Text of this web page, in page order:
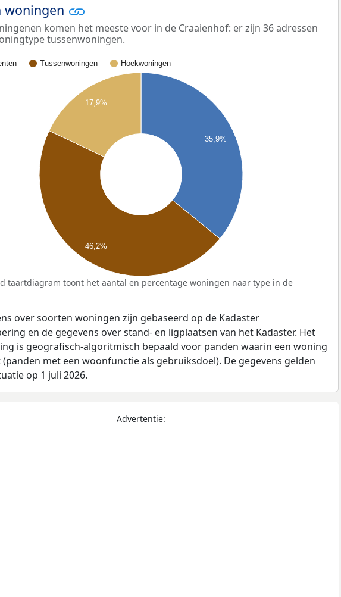
woningen
komen het meeste voor in de Craaienhof: er zijn 36 adressen
tussenwoningen.
Tussenwoningen Hoekwoningen
35,9%
17,9%
46,2%
taartdiagram toont het aantal en percentage woningen naar type in de
over soorten woningen zijn gebaseerd op de Kadaster
en de gegevens over stand- en ligplaatsen van het Kadaster. Het
is geografisch-algoritmisch bepaald voor panden waarin een woning
(panden met een woonfunctie als gebruiksdoel). De gegevens gelden
op 1 juli 2026.
Advertentie: